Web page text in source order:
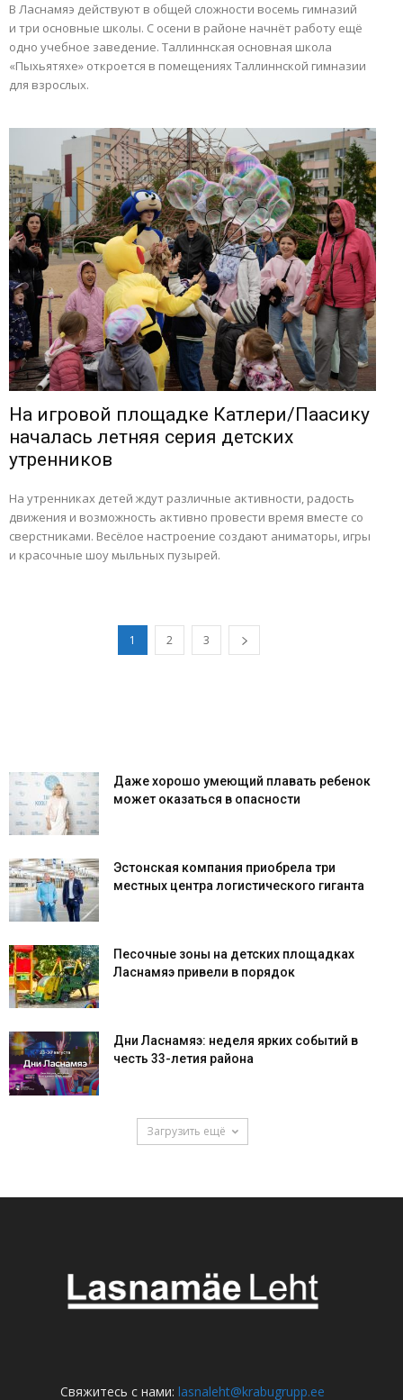
В Ласнамяэ действуют в общей сложности восемь гимназий
и три основные школы. С осени в районе начнёт работу ещё
одно учебное заведение. Таллиннская основная школа
«Пыхьятяхе» откроется в помещениях Таллиннской гимназии
для взрослых.
На игровой площадке Катлери/Паасику
началась летняя серия детских
утренников
На утренниках детей ждут различные активности, радость
движения и возможность активно провести время вместе со
сверстниками. Весёлое настроение создают аниматоры, игры
и красочные шоу мыльных пузырей.
1 2 3
Даже хорошо умеющий плавать ребенок
может оказаться в опасности
Эстонская компания приобрела три
местных центра логистического гиганта
Песочные зоны на детских площадках
Ласнамяэ привели в порядок
Дни Ласнамяэ: неделя ярких событий в
честь 33-летия района
Загрузить ещё
Свяжитесь с нами: lasnaleht@krabugrupp.ee